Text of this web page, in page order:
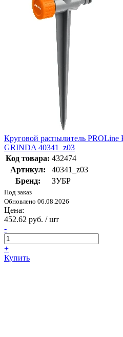
Круговой распылитель PROLine
GRINDA 40341_z03
Код товара: 432474
Артикул:
40341_z03
Бренд:
ЗУБР
Под заказ
Обновлено 06.08.2026
Цена:
452.62 руб. / шт
-
+
Купить